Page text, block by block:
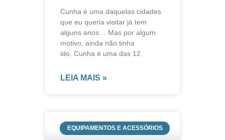
Cunha é uma daquelas cidades
que eu queria visitar já tem
alguns anos… Mas por algum
motivo, ainda não tinha
ido. Cunha é uma das 12
LEIA MAIS »
EQUIPAMENTOS E ACESSÓRIOS